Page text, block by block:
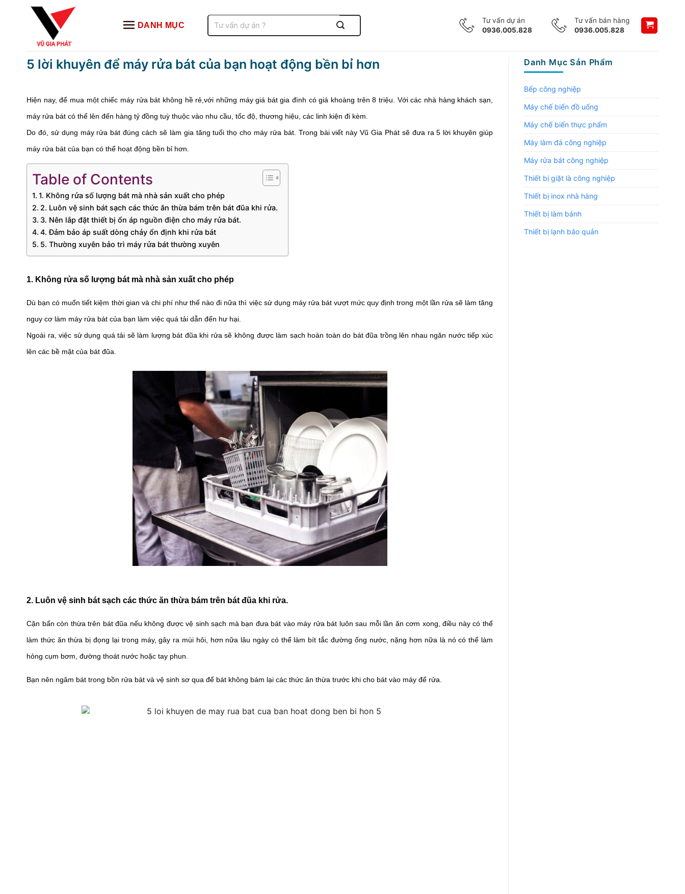
DANH MỤC
kiếm:
Tư vấn dự án
0936.005.828
Tư vấn bán hàng
0936.005.828
5 lời khuyên để máy rửa bát của bạn hoạt động bền bỉ hơn
Hiện nay, để mua một chiếc máy rửa bát không hề rẻ,với những máy giá bát gia đình có giá khoàng trên 8 triệu. Với các nhà hàng khách sạn,
máy rửa bát có thể lên đến hàng tỷ đồng tuỳ thuộc vào nhu cầu, tốc độ, thương hiệu, các linh kiện đi kèm.
Do đó, sử dụng máy rửa bát đúng cách sẽ làm gia tăng tuổi thọ cho máy rửa bát. Trong bài viết này Vũ Gia Phát sẽ đưa ra 5 lời khuyên giúp
máy rửa bát của bạn có thể hoạt động bền bỉ hơn.
Table of Contents
1. Không rửa số lượng bát mà nhà sản xuất cho phép
2. Luôn vệ sinh bát sạch các thức ăn thừa bám trên bát đũa khi rửa.
3. Nên lắp đặt thiết bị ổn áp nguồn điện cho máy rửa bát.
4. Đảm bảo áp suất dòng chảy ổn định khi rửa bát
5. Thường xuyên bảo trì máy rửa bát thường xuyên
1. Không rửa số lượng bát mà nhà sản xuất cho phép
Dù bạn có muốn tiết kiệm thời gian và chi phí như thế nào đi nữa thì việc sử dụng máy rửa bát vượt mức quy định trong một lần rửa sẽ làm tăng
nguy cơ làm máy rửa bát của bạn làm việc quá tải dẫn đến hư hại.
Ngoài ra, việc sử dụng quá tải sẽ làm lượng bát đũa khi rửa sẽ không được làm sạch hoàn toàn do bát đũa trồng lên nhau ngăn nước tiếp xúc
lên các bề mặt của bát đũa.
2. Luôn vệ sinh bát sạch các thức ăn thừa bám trên bát đũa khi rửa.
Cặn bẩn còn thừa trên bát đũa nếu không được vệ sinh sạch mà bạn đưa bát vào máy rửa bát luôn sau mỗi lần ăn cơm xong, điều này có thể
làm thức ăn thừa bị đọng lại trong máy, gây ra mùi hôi, hơn nữa lâu ngày có thể làm bít tắc đường ống nước, nặng hơn nữa là nó có thể làm
hỏng cụm bơm, đường thoát nước hoặc tay phun.
Bạn nên ngâm bát trong bồn rửa bát và vệ sinh sơ qua để bát không bám lại các thức ăn thừa trước khi cho bát vào máy để rửa.
Danh Mục Sản Phẩm
Bếp công nghiệp
Máy chế biến đồ uống
Máy chế biến thực phẩm
Máy làm đá công nghiệp
Máy rửa bát công nghiệp
Thiết bị giặt là công nghiệp
Thiết bị inox nhà hàng
Thiết bị làm bánh
Thiết bị lạnh bảo quản